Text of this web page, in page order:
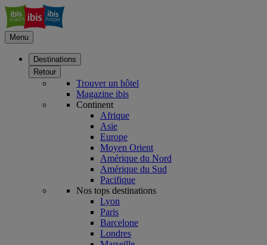
Menu
Destinations
Retour
Trouver un hôtel
Magazine ibis
Continent
Afrique
Asie
Europe
Moyen Orient
Amérique du Nord
Amérique du Sud
Pacifique
Nos tops destinations
Lyon
Paris
Barcelone
Londres